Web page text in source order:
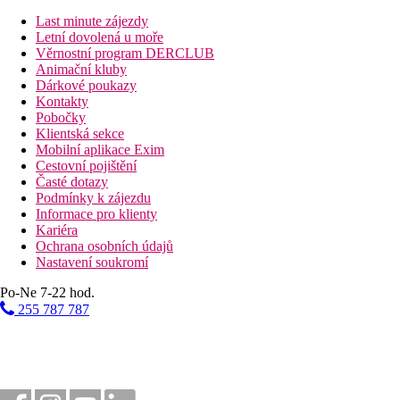
71 km
Vzdálenost od nejbližšího letiště
Pláž
Plážová dovolená
Bazény
Lehátka a slunečníky u bazénu zdarma
Bar u bazénu
Fotogalerie
Last minute zájezdy
Letní dovolená u moře
Věrnostní program DERCLUB
Animační kluby
Dárkové poukazy
Kontakty
Pobočky
Klientská sekce
Mobilní aplikace Exim
Cestovní pojištění
Časté dotazy
Podmínky k zájezdu
Informace pro klienty
Kariéra
Ochrana osobních údajů
Nastavení soukromí
Po-Ne 7-22 hod.
255 787 787